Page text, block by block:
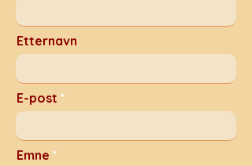
Etternavn
E-post
Emne